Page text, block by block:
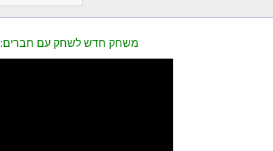
משחק חדש לשחק עם חברים: